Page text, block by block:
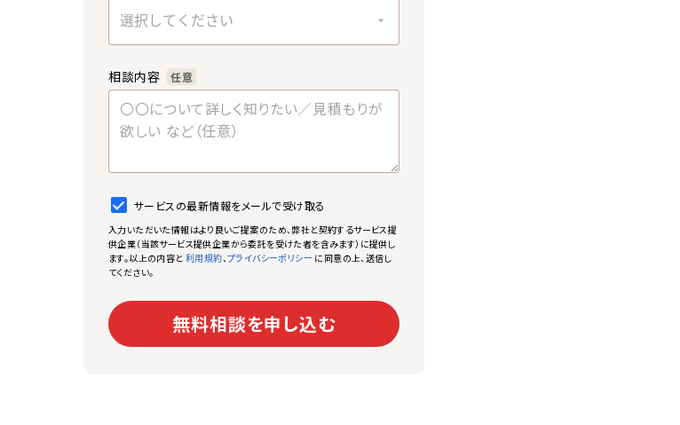
選択してください
相談内容 任意
サービスの最新情報をメールで受け取る
入力いただいた情報はより良いご提案のため、弊社と契約するサービス提
供企業（当該サービス提供企業から委託を受けた者を含みます）に提供し
ます。以上の内容と利用規約、プライバシーポリシー に同意の上、送信し
てください。
無料相談を申し込む